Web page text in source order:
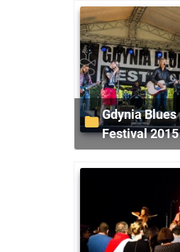
Gdynia Blues
Festival 2015